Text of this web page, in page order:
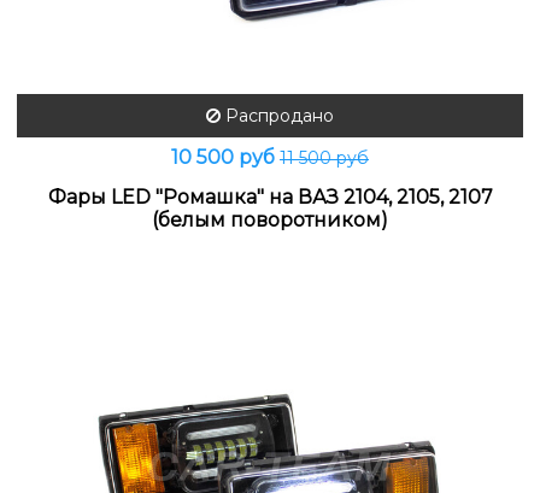
Распродано
10 500 руб 11 500 руб
Фары LED "Ромашка" на ВАЗ 2104, 2105, 2107
(белым поворотником)